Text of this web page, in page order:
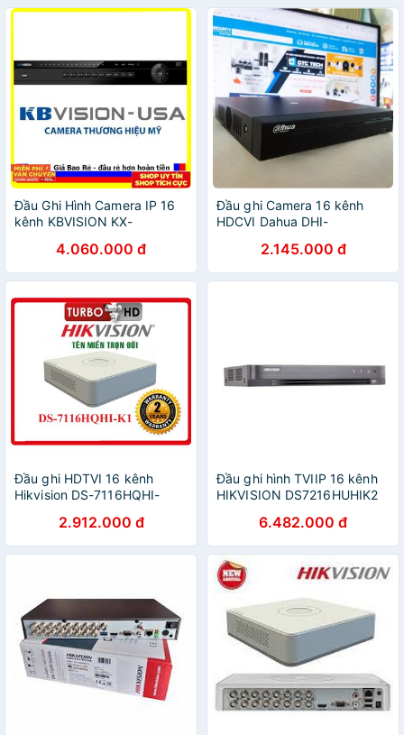
Đầu Ghi Hình Camera IP 16
kênh KBVISION KX-
4.060.000 đ
Đầu ghi Camera 16 kênh
HDCVI Dahua DHI-
2.145.000 đ
Đầu ghi HDTVI 16 kênh
Hikvision DS-7116HQHI-
2.912.000 đ
Đầu ghi hình TVIIP 16 kênh
HIKVISION DS7216HUHIK2
6.482.000 đ